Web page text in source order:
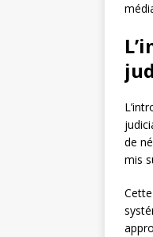
de
mis